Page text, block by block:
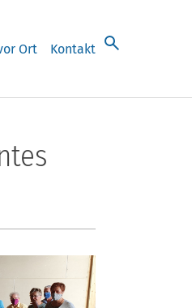
for "Soziale Arbeit"
Ort Kontakt